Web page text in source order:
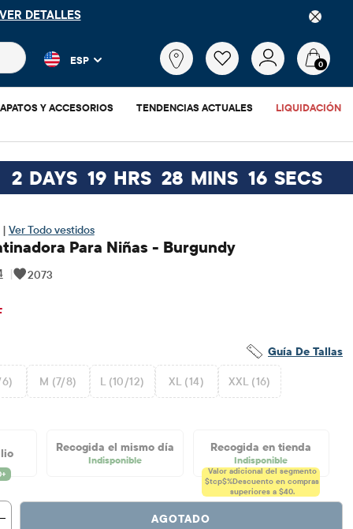
DETALLES
populares y los resultados de productos a medida que
ESP 0
Y ACCESORIOS TENDENCIAS ACTUALES LIQUIDACIÓN
2 DAYS 19 HRS 28 MINS 15 SECS
| Ver Todo vestidos
Para Niñas - Burgundy
| 2073
original: $19.95
Guía De Tallas
M (7/8) L (10/12) XL (14) XXL (16)
Recogida el mismo día
Indisponible
Recogida en tienda
Indisponible
Valor adicional del segmento
$tcp$%Descuento en compras
superiores a $40.
AGOTADO